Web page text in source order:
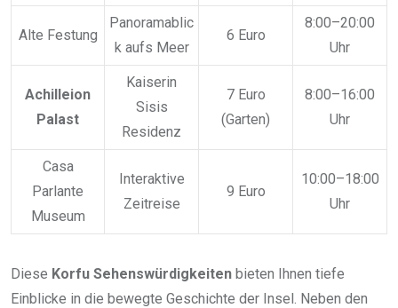
Alte Festung
Panoramablic
k aufs Meer
6 Euro
8:00–20:00
Uhr
Achilleion
Palast
Kaiserin
Sisis
Residenz
7 Euro
(Garten)
8:00–16:00
Uhr
Casa
Parlante
Museum
Interaktive
Zeitreise
9 Euro
10:00–18:00
Uhr
Diese Korfu Sehenswürdigkeiten bieten Ihnen tiefe
Einblicke in die bewegte Geschichte der Insel. Neben den